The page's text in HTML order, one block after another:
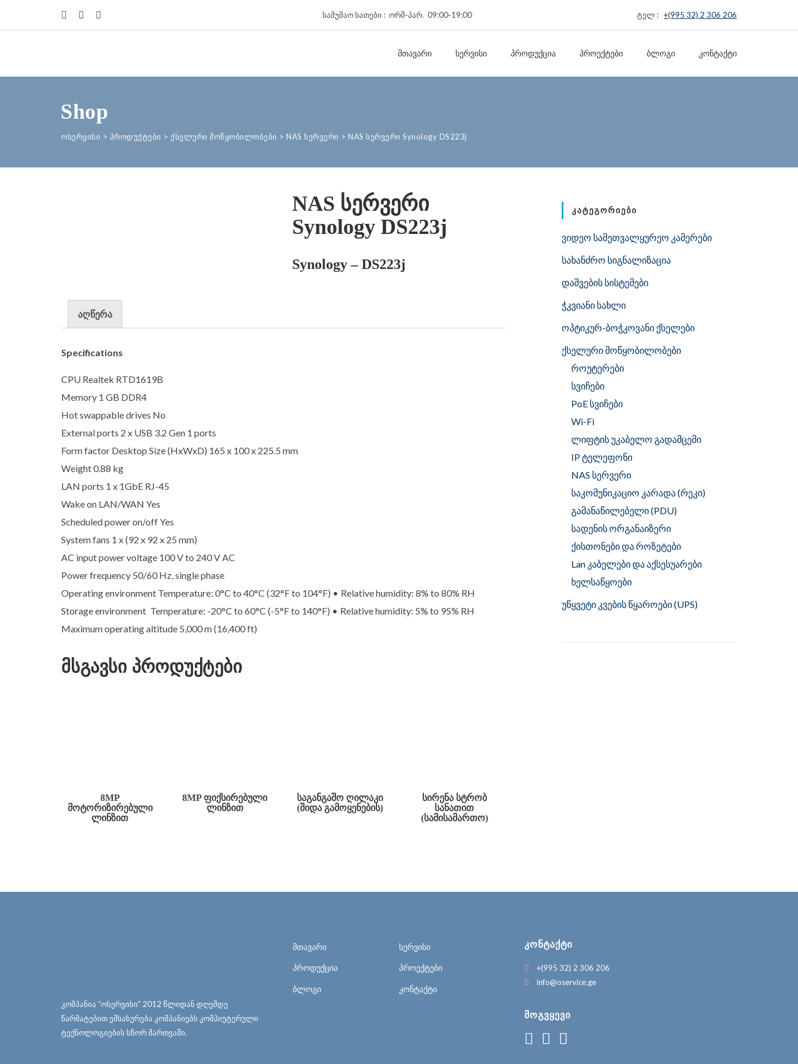
სამუშაო სათები : ორშ‑პარ. 09:00‑19:00 ტელ : +(995 32) 2 306 206
ᲛᲗᲐᲕᲐᲠᲘ ᲡᲔᲠᲕᲘᲡᲘ ᲞᲠᲝᲓᲣᲥᲪᲘᲐ ᲞᲠᲝᲔᲥᲢᲔᲑᲘ ᲑᲚᲝᲒᲘ ᲙᲝᲜᲢᲐᲥᲢᲘ
Shop
ოსერვისი > პროდუქტები > ქსელური მოწყობილობები > NAS სერვერი > NAS სერვერი Synology DS223j
NAS სერვერი
Synology DS223j
Synology – DS223j
აღწერა
Specifications
CPU Realtek RTD1619B
Memory 1 GB DDR4
Hot swappable drives No
External ports 2 x USB 3.2 Gen 1 ports
Form factor Desktop Size (HxWxD) 165 x 100 x 225.5 mm
Weight 0.88 kg
LAN ports 1 x 1GbE RJ-45
Wake on LAN/WAN Yes
Scheduled power on/off Yes
System fans 1 x (92 x 92 x 25 mm)
AC input power voltage 100 V to 240 V AC
Power frequency 50/60 Hz, single phase
Operating environment Temperature: 0°C to 40°C (32°F to 104°F) • Relative humidity: 8% to 80% RH
Storage environment Temperature: -20°C to 60°C (-5°F to 140°F) • Relative humidity: 5% to 95% RH
Maximum operating altitude 5,000 m (16,400 ft)
მსგავსი პროდუქტები
8MP
ᲛᲝᲢᲝᲠᲘᲖᲘᲠᲔᲑᲣᲚᲘ
ᲚᲘᲜᲖᲘᲗ
8MP ᲤᲘᲥᲡᲘᲠᲔᲑᲣᲚᲘ
ᲚᲘᲜᲖᲘᲗ
ᲡᲐᲒᲐᲜᲒᲐᲨᲝ ᲦᲘᲚᲐᲙᲘ
(ᲨᲘᲓᲐ ᲒᲐᲛᲝᲧᲔᲜᲔᲑᲘᲡ)
ᲡᲘᲠᲔᲜᲐ ᲡᲢᲠᲝᲑ
ᲡᲐᲜᲐᲗᲘᲗ
(ᲡᲐᲛᲘᲡᲐᲛᲐᲠᲗᲝ)
ᲙᲐᲢᲔᲒᲝᲠᲘᲔᲑᲘ
ვიდეო სამეთვალყურეო კამერები
სახანძრო სიგნალიზაცია
დაშვების სისტემები
ჭკვიანი სახლი
ოპტიკურ-ბოჭკოვანი ქსელები
ქსელური მოწყობილობები
როუტერები
სვიჩები
PoE სვიჩები
Wi-Fi
ლიფტის უკაბელო გადამცემი
IP ტელეფონი
NAS სერვერი
საკომუნიკაციო კარადა (რეკი)
გამანაწილებელი (PDU)
სადენის ორგანაიზერი
ქისთონები და როზეტები
Lan კაბელები და აქსესუარები
ხელსაწყოები
უწყვეტი კვების წყაროები (UPS)
კომპანია “ოსერვისი” 2012 წლიდან დღემდე
წარმატებით ემსახურება კომპანიებს კომპიუტერული
ტექნოლოგიების სწორ მართვაში.
მთავარი სერვისი
პროდუქცია პროექტები
ბლოგი კონტაქტი
ᲙᲝᲜᲢᲐᲥᲢᲘ
+(995 32) 2 306 206
info@oservice.ge
ᲛᲝᲒᲕᲧᲔᲕᲘ